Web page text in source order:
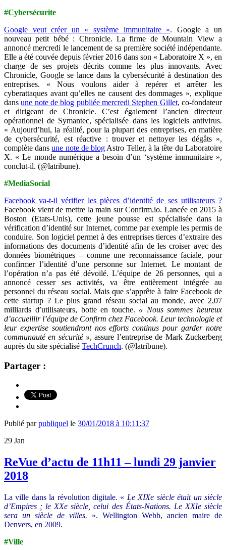
#Cybersécurite
Google veut créer un « système immunitaire ». Google a un
nouveau petit bébé : Chronicle. La firme de Mountain View a
annoncé mercredi le lancement de sa première société indépendante.
Elle a été couvée depuis février 2016 dans son « Laboratoire X », en
charge de ses projets décrits comme les plus innovants. Avec
Chronicle, Google se lance dans la cybersécurité à destination des
entreprises. « Nous voulons aider à repérer et arrêter les
cyberattaques avant qu’elles ne causent des dommages », explique
dansune note de blog publiée mercredi Stephen Gillet, co-fondateur
et dirigeant de Chronicle. C’est également l’ancien directeur
opérationnel de Symantec, spécialisée dans les logiciels antivirus.
« Aujourd’hui, la réalité, pour la plupart des entreprises, en matière
de cybersécurité, est réactive : trouver et nettoyer les dégâts »,
complète dansune note de blog Astro Teller, à la tête du Laboratoire
X. « Le monde numérique a besoin d’un ‘système immunitaire »,
conclut-il. (@latribune).
#MediaSocial
Facebook va-t-il vérifier les pièces d’identité de ses utilisateurs ?
Facebook vient de mettre la main sur Confirm.io. Lancée en 2015 à
Boston (Etats-Unis), cette jeune pousse est spécialisée dans la
vérification d’identité sur Internet, comme par exemple les permis de
conduire. Son logiciel permet à des entreprises tierces d’extraire des
informations des documents d’identité afin de les croiser avec des
données biométriques – comme une reconnaissance faciale, pour
confirmer l’identité d’une personne sur Internet. Le montant de
l’opération n’a pas été dévoilé. L’équipe de 26 personnes, qui a
annoncé cesser ses activités, va être entièrement intégrée au
personnel du réseau social. Mais que s’apprête à faire Facebook de
cette startup ? Le plus grand réseau social au monde, avec 2,07
milliards d’utilisateurs, botte en touche. « Nous sommes heureux
d’accueillir l’équipe de Confirm chez Facebook. Leur technologie et
leur expertise soutiendront nos efforts continus pour garder notre
communauté en sécurité », assure l’entreprise de Mark Zuckerberg
auprès du site spécialisé TechCrunch. (@latribune).
Partager :
Publié parpubliquel le 30/01/2018 à 10:11:37
29 Jan
ReVue d’actu de 11h11 – lundi 29 janvier
2018
La ville dans la révolution digitale. « Le XIXe siècle était un siècle
d’Empires ; le XXe siècle, celui des États-Nations. Le XXIe siècle
sera un siècle de villes. ». Wellington Webb, ancien maire de
Denvers, en 2009.
#Ville